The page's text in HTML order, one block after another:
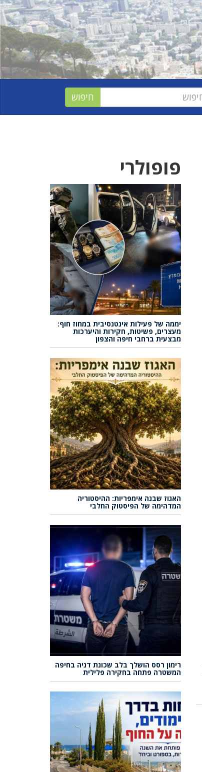
פופולרי
יממה של פעילות אינטנסיבית במחוז חוף:
מעצרים, פשיטות, חקירות והיערכות
מבצעית ברחבי חיפה והצפון
האגוז שבנה אימפריות: ההיסטוריה
המדהימה של הפיסטוק החלבי
רימון רסס הושלך בלב שכונת דניה בחיפה
המשטרה פתחה בחקירה פלילית